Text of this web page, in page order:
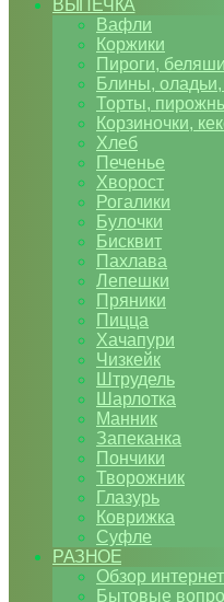
ВЫПЕЧКА
Вафли
Коржики
Пироги,
Блины,
Торты,
Корзиночки,
Хлеб
Печенье
Хворост
Рогалики
Булочки
Бисквит
Пахлава
Лепешки
Пряники
Пицца
Хачапури
Чизкейк
Штрудель
Шарлотка
Манник
Запеканка
Пончики
Творожник
Глазурь
Коврижка
Суфле
РАЗНОЕ
Обзор
Бытовые